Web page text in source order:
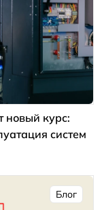
новый курс:
систем
Блог